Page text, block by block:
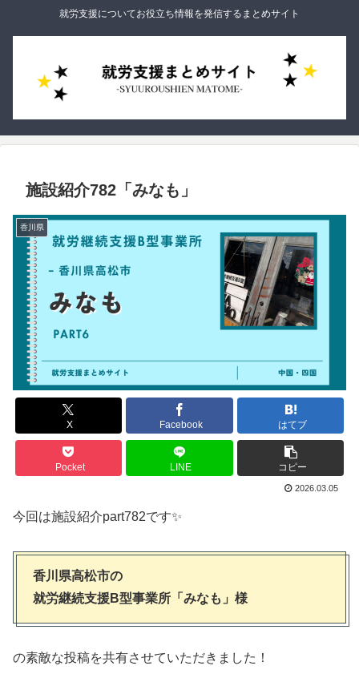
就労支援についてお役立ち情報を発信するまとめサイト
施設紹介782「みなも」
香川県
X Facebook はてブ
Pocket LINE コピー
2026.03.05
今回は施設紹介part782です✨
香川県高松市の
就労継続支援B型事業所「みなも」様
の素敵な投稿を共有させていただきました！